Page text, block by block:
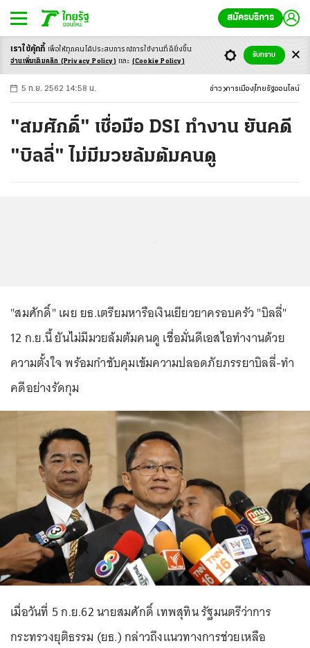
สมัครบริการ
-ก ก ก+
5 ก.ย. 2562 14:58 น. ข่าว การเมือง ไทยรัฐออนไลน์
"สมศักดิ์" เชื่อมือ DSI ทำงาน ยันคดี
"บิลลี่" ไม่มีมวยล้มต้มคนดู
"สมศักดิ์" เผย ยธ.เตรียมหารือเงินเยียวยาครอบครัว "บิลลี่"
12 ก.ย.นี้ ยันไม่มีมวยล้มต้มคนดู เชื่อมั่นดีเอสไอทำงานด้วย
ความตั้งใจ พร้อมกำชับคุมเข้มความปลอดภัยภรรยาบิลลี่-ทำ
คดีอย่างรัดกุม
เมื่อวันที่ 5 ก.ย.62 นายสมศักดิ์ เทพสุทิน รัฐมนตรีว่าการ
กระทรวงยุติธรรม (ยธ.) กล่าวถึงแนวทางการช่วยเหลือ
เราใช้คุ้กกี้ เพื่อให้ทุกคนได้ประสบการณ์การใช้งานที่ดียิ่งขึ้น
อ่านเพิ่มเติมคลิก (Privacy Policy) และ (Cookie Policy)
รับทราบ